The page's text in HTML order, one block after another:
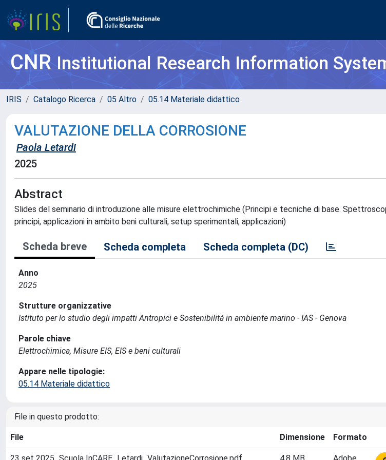
CNRInstitutional Research Information
IRIS Catalogo Ricerca 05 Altro 05.14 Materiale didattico
VALUTAZIONE DELLA CORROSIONE
Paola Letardi
2025
Abstract
Slides del seminario di introduzione alle misure elettrochimiche (Principi e tecniche di base.
principi, applicazioni in ambito beni culturali, setup sperimentali, applicazioni)
Scheda breve Scheda completa Scheda completa (DC)
Anno
2025
Strutture organizzative
Istituto per lo studio degli impatti Antropici e Sostenibilità in ambiente marino - IAS - Genova
Parole chiave
Elettrochimica, Misure EIS, EIS e beni culturali
Appare nelle tipologie:
05.14 Materiale didattico
File in questo prodotto:
File Dimensione Formato